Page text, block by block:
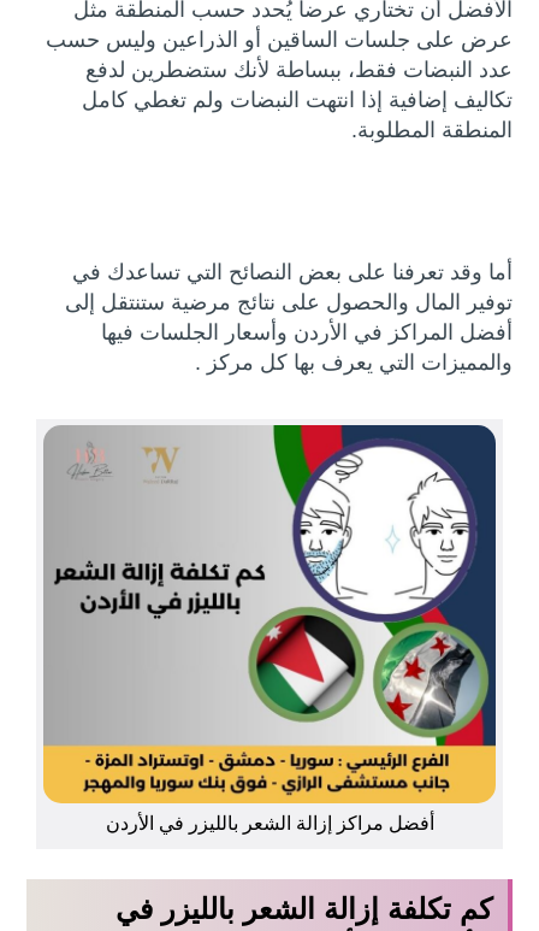
الأفضل أن تختاري عرضا يُحدد حسب المنطقة مثل
عرض على جلسات الساقين أو الذراعين وليس حسب
عدد النبضات فقط، ببساطة لأنك ستضطرين لدفع
تكاليف إضافية إذا انتهت النبضات ولم تغطي كامل
المنطقة المطلوبة.
أما وقد تعرفنا على بعض النصائح التي تساعدك في
توفير المال والحصول على نتائج مرضية ستنتقل إلى
أفضل المراكز في الأردن وأسعار الجلسات فيها
والمميزات التي يعرف بها كل مركز .
أفضل مراكز إزالة الشعر بالليزر في الأردن
كم تكلفة إزالة الشعر بالليزر في